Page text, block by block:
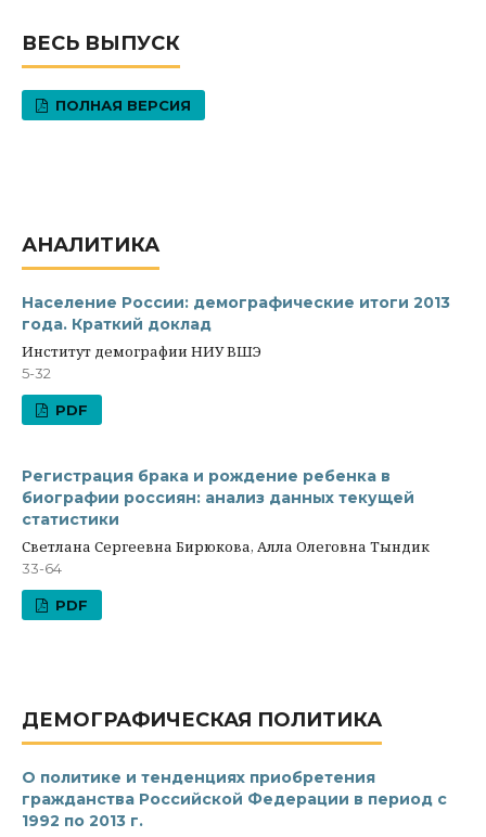
ВЕСЬ ВЫПУСК
ПОЛНАЯ ВЕРСИЯ
АНАЛИТИКА
Население России: демографические итоги 2013
года. Краткий доклад
Институт демографии НИУ ВШЭ
5-32
PDF
Регистрация брака и рождение ребенка в
биографии россиян: анализ данных текущей
статистики
Светлана Сергеевна Бирюкова, Алла Олеговна Тындик
33-64
PDF
ДЕМОГРАФИЧЕСКАЯ ПОЛИТИКА
О политике и тенденциях приобретения
гражданства Российской Федерации в период с
1992 по 2013 г.